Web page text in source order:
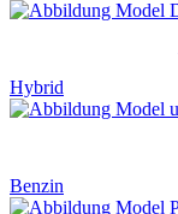
Hybrid
Benzin